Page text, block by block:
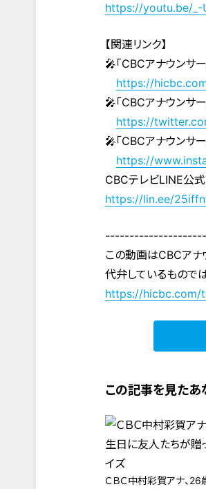
https://youtu.be/_-
【関連リンク】
🎤「CBCアナウンサ
https://
🎤「CBCアナウンサ
https://
🎤「CBCアナウンサ
https://
CBCテレビLINE公式
https://lin.ee/
この動画はCBCアナ
代弁しているもので
https://hicbc.com/
この記事を見たあ
ＣＢＣ中村彩賀アナ、